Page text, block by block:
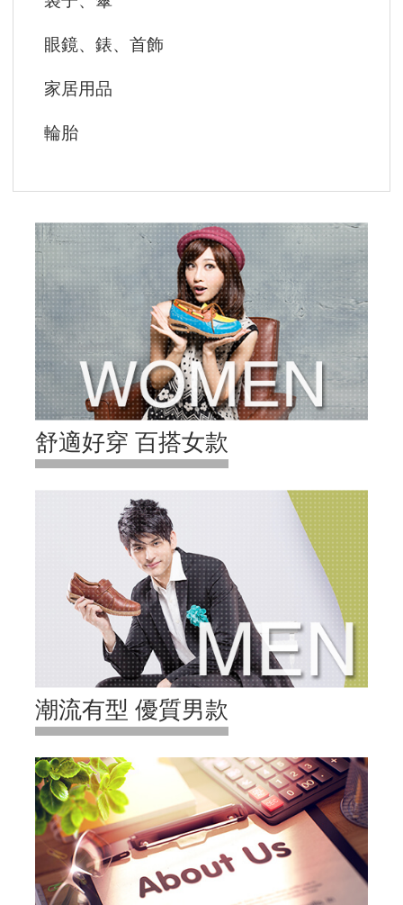
眼鏡、錶、首飾
家居用品
輪胎
舒適好穿 百搭女款
潮流有型 優質男款